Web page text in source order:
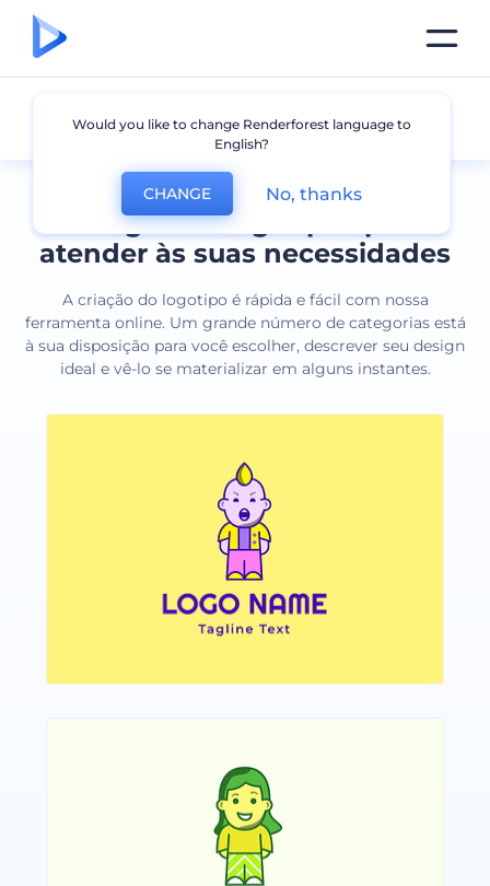
Designs de logotipos para
atender às suas necessidades
A criação do logotipo é rápida e fácil com nossa
ferramenta online. Um grande número de categorias está
à sua disposição para você escolher, descrever seu design
ideal e vê-lo se materializar em alguns instantes.
Todos os logotipos
Would you like to change Renderforest language to
English?
CHANGE No, thanks